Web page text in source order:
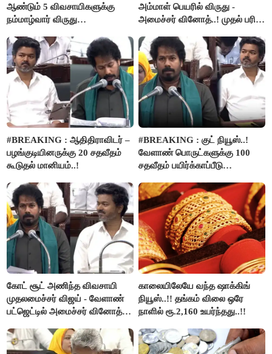
ஆண்டும் 5 விவசாயிகளுக்கு
நம்மாழ்வார் விருது
அம்மாள் பெயரில் விருது -
அமைச்சர் வினோத்..! முதல் பரிசு
#BREAKING : ஆதிதிராவிடர் –
பழங்குடியினருக்கு 20 சதவீதம்
கூடுதல் மானியம்..!
#BREAKING : குட் நியூஸ்..!
வேளாண் பொருட்களுக்கு 100
சதவீதம் பயிர்க்காப்பீடு
வினோத்..!
கோட் சூட் அணிந்த விவசாயி
முதலமைச்சர் விஜய் - வேளாண்
பட்ஜெட்டில் அமைச்சர் வினோத்
காலையிலேயே வந்த ஷாக்கிங்
நியூஸ்..!! தங்கம் விலை ஒரே
நாளில் ரூ.2,160 உயர்ந்தது..!!